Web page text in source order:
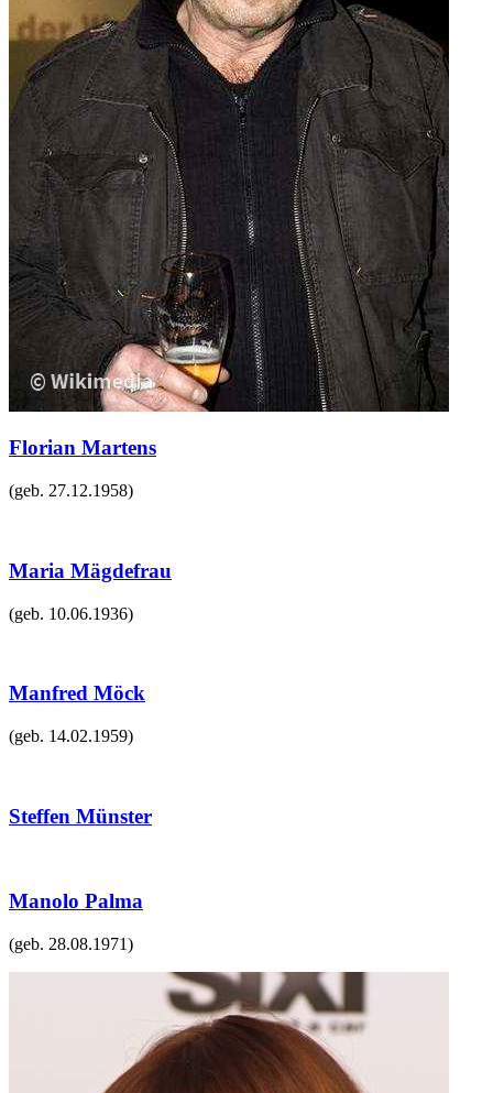
Florian Martens
(geb. 27.12.1958)
Maria Mägdefrau
(geb. 10.06.1936)
Manfred Möck
(geb. 14.02.1959)
Steffen Münster
Manolo Palma
(geb. 28.08.1971)